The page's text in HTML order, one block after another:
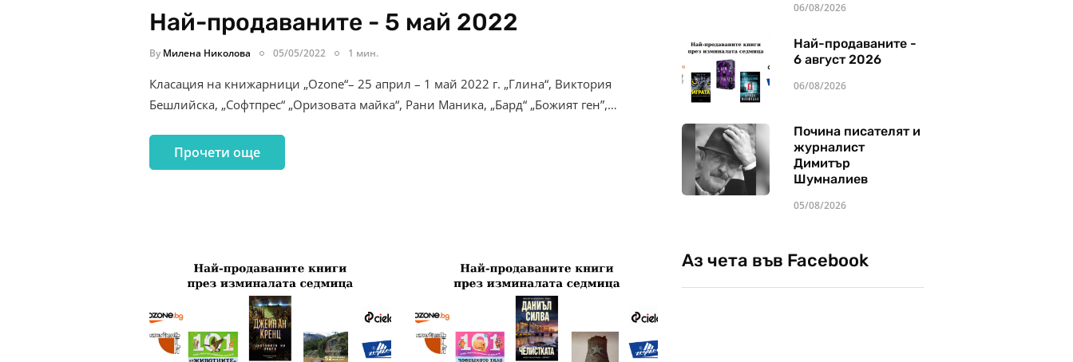
Най-продаваните - 5 май 2022
By Милена Николова 05/05/2022 1 мин.
Класация на книжарници „Ozone“– 25 април – 1 май 2022 г. „Глина“, Виктория
Бешлийска, „Софтпрес“ „Оризовата майка“, Рани Маника, „Бард“ „Божият ген”,…
Прочети още
06/08/2026
Най-продаваните -
6 август 2026
06/08/2026
Почина писателят и
журналист
Димитър
Шумналиев
05/08/2026
Аз чета във Facebook